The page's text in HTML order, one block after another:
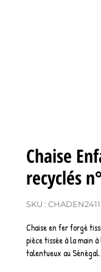
Chaise
recyclés
SKU : CHADEN2411
Chaise en fer forgé
pièce tissée à la main
talentueux au Sénégal.